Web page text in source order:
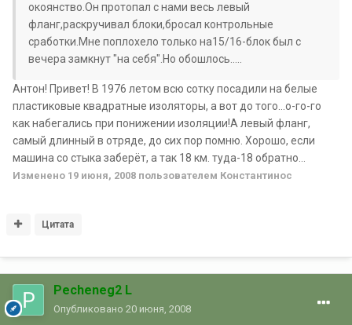
окоянство.Он протопал с нами весь левый
фланг,раскручивал блоки,бросал контрольные
сработки.Мне поплохело только на15/16-блок был с
вечера замкнут "на себя".Но обошлось.....
Антон! Привет! В 1976 летом всю сотку посадили на белые
пластиковые квадратные изоляторы, а вот до того...о-го-го
как набегались при понижении изоляции!А левый фланг,
самый длинный в отряде, до сих пор помню. Хорошо, если
машина со стыка заберёт, а так 18 км. туда-18 обратно...
Изменено 19 июня, 2008 пользователем Константинос
Цитата
Pecheneg2 L
Опубликовано 20 июня, 2008